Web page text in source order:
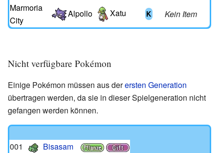
Marmoria
City
Alpollo Xatu K Kein Item
Nicht verfügbare Pokémon
Einige Pokémon müssen aus derersten Generation
übertragen werden, da sie in dieser Spielgeneration nicht
gefangen werden können.
001
Bisasam